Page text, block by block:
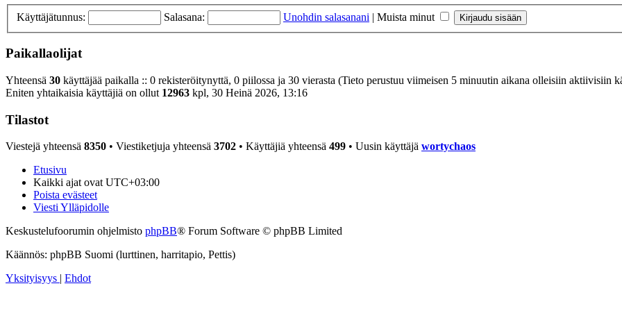
Käyttäjätunnus: Salasana: Unohdin salasanani | Muista minut
Paikallaolijat
Yhteensä 30 käyttäjää paikalla :: 0 rekisteröitynyttä, 0 piilossa ja 30 vierasta (Tieto perustuu viimeisen 5 minuutin aikana olleisiin aktiivisiin
Eniten yhtaikaisia käyttäjiä on ollut 12963 kpl, 30 Heinä 2026, 13:16
Tilastot
Viestejä yhteensä 8350 • Viestiketjuja yhteensä 3702 • Käyttäjiä yhteensä 499 • Uusin käyttäjä wortychaos
Etusivu
Kaikki ajat ovat UTC+03:00
Poista evästeet
Viesti Ylläpidolle
Keskustelufoorumin ohjelmisto phpBB® Forum Software © phpBB Limited
Käännös: phpBB Suomi (lurttinen, harritapio, Pettis)
Yksityisyys | Ehdot